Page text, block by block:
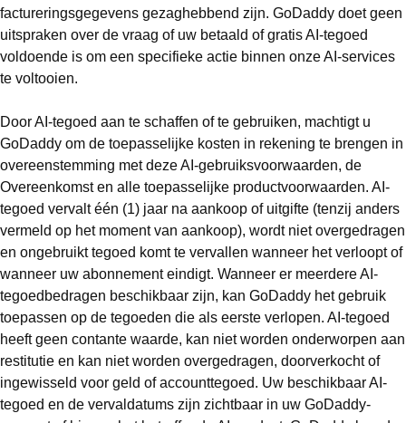
factureringsgegevens gezaghebbend zijn. GoDaddy doet geen
uitspraken over de vraag of uw betaald of gratis AI-tegoed
voldoende is om een specifieke actie binnen onze AI-services
te voltooien.
Door AI-tegoed aan te schaffen of te gebruiken, machtigt u
GoDaddy om de toepasselijke kosten in rekening te brengen in
overeenstemming met deze AI-gebruiksvoorwaarden, de
Overeenkomst en alle toepasselijke productvoorwaarden. AI-
tegoed vervalt één (1) jaar na aankoop of uitgifte (tenzij anders
vermeld op het moment van aankoop), wordt niet overgedragen
en ongebruikt tegoed komt te vervallen wanneer het verloopt of
wanneer uw abonnement eindigt. Wanneer er meerdere AI-
tegoedbedragen beschikbaar zijn, kan GoDaddy het gebruik
toepassen op de tegoeden die als eerste verlopen. AI-tegoed
heeft geen contante waarde, kan niet worden onderworpen aan
restitutie en kan niet worden overgedragen, doorverkocht of
ingewisseld voor geld of accounttegoed. Uw beschikbaar AI-
tegoed en de vervaldatums zijn zichtbaar in uw GoDaddy-